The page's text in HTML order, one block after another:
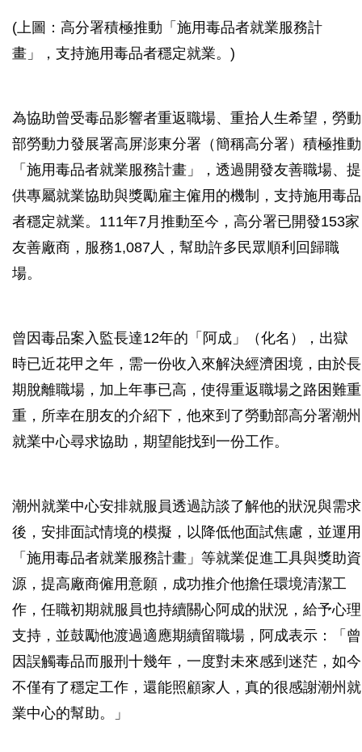
(上圖：高分署積極推動「施用毒品者就業服務計
畫」，支持施用毒品者穩定就業。)
為協助曾受毒品影響者重返職場、重拾人生希望，勞動
部勞動力發展署高屏澎東分署（簡稱高分署）積極推動
「施用毒品者就業服務計畫」，透過開發友善職場、提
供專屬就業協助與獎勵雇主僱用的機制，支持施用毒品
者穩定就業。111年7月推動至今，高分署已開發153家
友善廠商，服務1,087人，幫助許多民眾順利回歸職
場。
曾因毒品案入監長達12年的「阿成」（化名），出獄
時已近花甲之年，需一份收入來解決經濟困境，由於長
期脫離職場，加上年事已高，使得重返職場之路困難重
重，所幸在朋友的介紹下，他來到了勞動部高分署潮州
就業中心尋求協助，期望能找到一份工作。
潮州就業中心安排就服員透過訪談了解他的狀況與需求
後，安排面試情境的模擬，以降低他面試焦慮，並運用
「施用毒品者就業服務計畫」等就業促進工具與獎助資
源，提高廠商僱用意願，成功推介他擔任環境清潔工
作，任職初期就服員也持續關心阿成的狀況，給予心理
支持，並鼓勵他渡過適應期續留職場，阿成表示：「曾
因誤觸毒品而服刑十幾年，一度對未來感到迷茫，如今
不僅有了穩定工作，還能照顧家人，真的很感謝潮州就
業中心的幫助。」